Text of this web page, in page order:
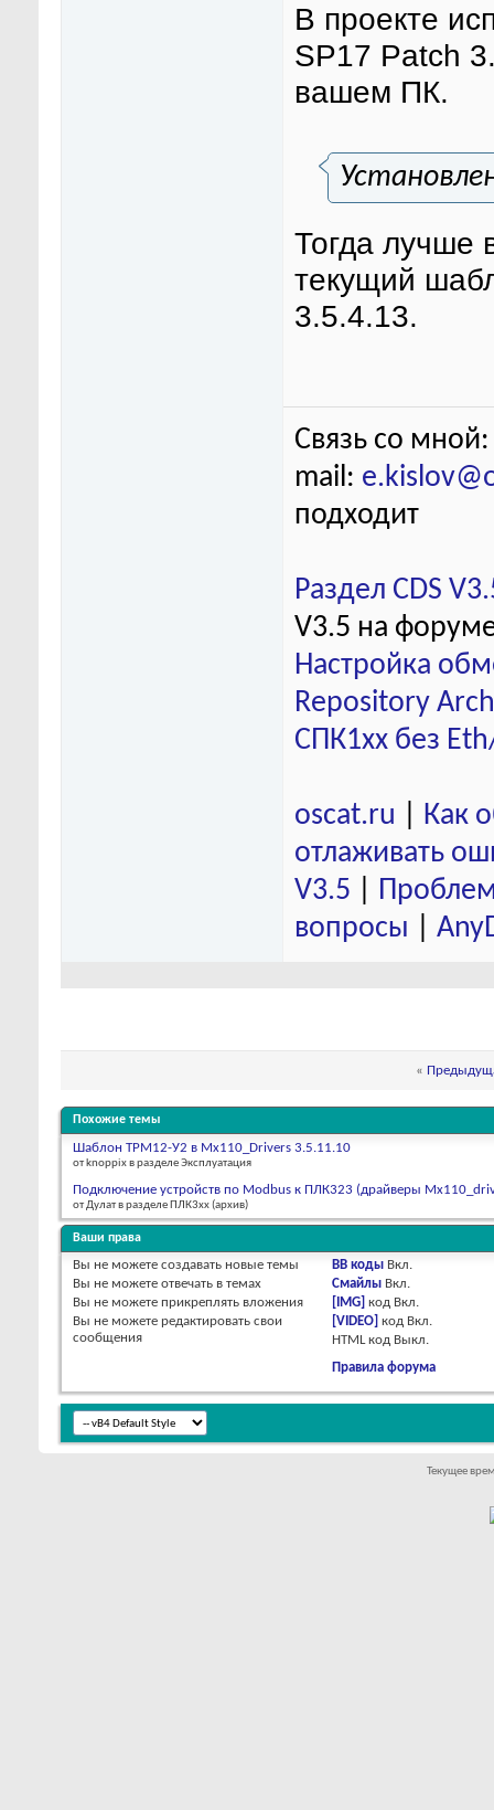
В проекте
SP17 Patch
вашем ПК.
Тогда лучше
текущий
3.5.4.13.
Связь со
mail:
подходит
Раздел CDS
V3.5 на
Настройка
Repository
СПК1хх без
oscat.ru
Как
отлаживать
V3.5
вопросы
«
Похожие темы
Шаблон ТРМ12-У2 в Mx110_Drivers 3.5.11.10
от knoppix в разделе Эксплуатация
Подключение устройств по Modbus к ПЛК323 (драйверы
от Дулат в разделе ПЛК3xx (архив)
Ваши права
Вы не можете создавать новые темы
Вы не можете отвечать в темах
Вы не можете прикреплять вложения
Вы не можете редактировать свои
сообщения
BB коды Вкл.
Смайлы Вкл.
[IMG] код Вкл.
[VIDEO] код Вкл.
HTML код Выкл.
Правила форума
Текущее